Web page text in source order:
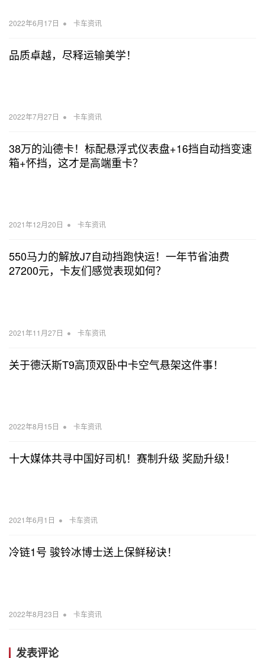
2022年6月17日 • 卡车资讯
品质卓越，尽释运输美学！
2022年7月27日 • 卡车资讯
38万的汕德卡！标配悬浮式仪表盘+16挡自动挡变速
箱+怀挡，这才是高端重卡？
2021年12月20日 • 卡车资讯
550马力的解放J7自动挡跑快运！一年节省油费
27200元，卡友们感觉表现如何？
2021年11月27日 • 卡车资讯
关于德沃斯T9高顶双卧中卡空气悬架这件事！
2022年8月15日 • 卡车资讯
十大媒体共寻中国好司机！赛制升级 奖励升级！
2021年6月1日 • 卡车资讯
冷链1号 骏铃冰博士送上保鲜秘诀！
2022年8月23日 • 卡车资讯
发表评论